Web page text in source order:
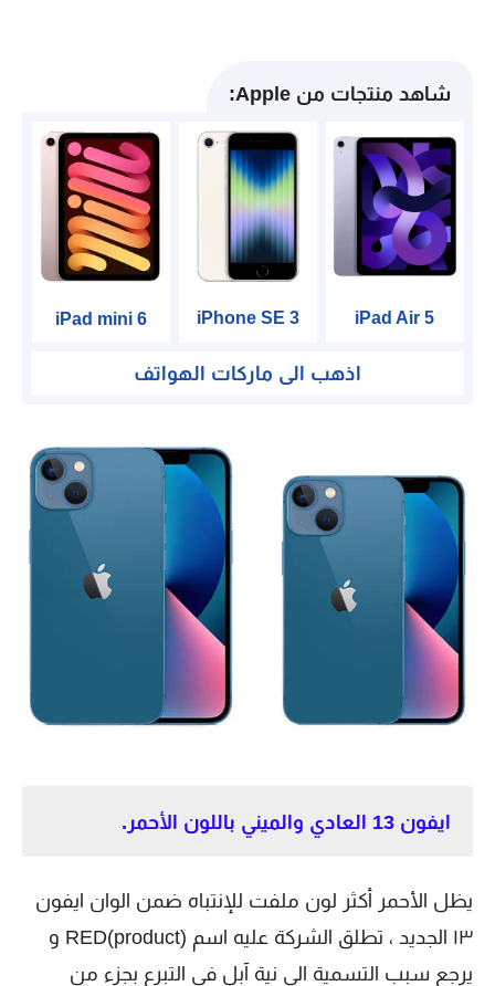
شاهد منتجات من Apple:
iPad Air 5
iPhone SE 3
iPad mini 6
اذهب الى ماركات الهواتف
ايفون 13 العادي والميني باللون الأحمر.
يظل الأحمر أكثر لون ملفت للإنتباه ضمن الوان ايفون
١٣ الجديد ، تطلق الشركة عليه اسم RED(product) و
يرجع سبب التسمية الى نية آبل في التبرع بجزء من